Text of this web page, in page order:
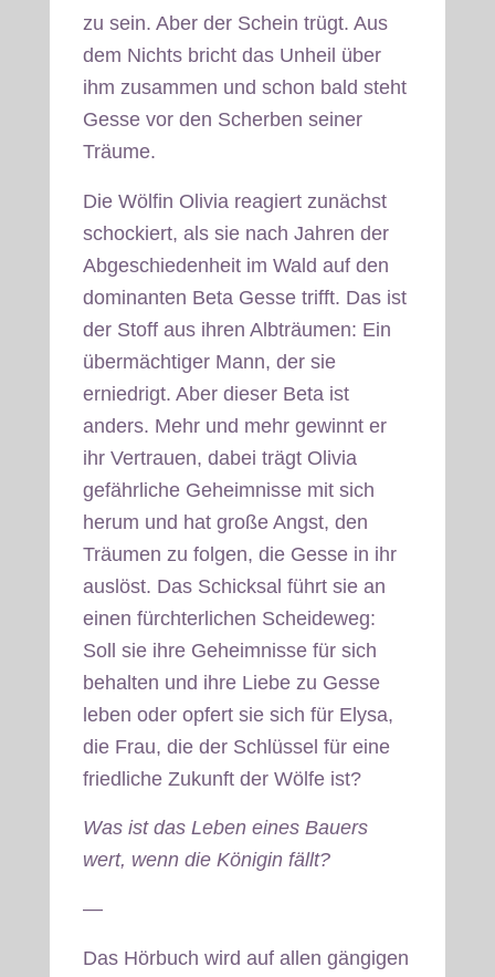
zu sein. Aber der Schein trügt. Aus
dem Nichts bricht das Unheil über
ihm zusammen und schon bald steht
Gesse vor den Scherben seiner
Träume.
Die Wölfin Olivia reagiert zunächst
schockiert, als sie nach Jahren der
Abgeschiedenheit im Wald auf den
dominanten Beta Gesse trifft. Das ist
der Stoff aus ihren Albträumen: Ein
übermächtiger Mann, der sie
erniedrigt. Aber dieser Beta ist
anders. Mehr und mehr gewinnt er
ihr Vertrauen, dabei trägt Olivia
gefährliche Geheimnisse mit sich
herum und hat große Angst, den
Träumen zu folgen, die Gesse in ihr
auslöst. Das Schicksal führt sie an
einen fürchterlichen Scheideweg:
Soll sie ihre Geheimnisse für sich
behalten und ihre Liebe zu Gesse
leben oder opfert sie sich für Elysa,
die Frau, die der Schlüssel für eine
friedliche Zukunft der Wölfe ist?
Was ist das Leben eines Bauers
wert, wenn die Königin fällt?
—
Das Hörbuch wird auf allen gängigen